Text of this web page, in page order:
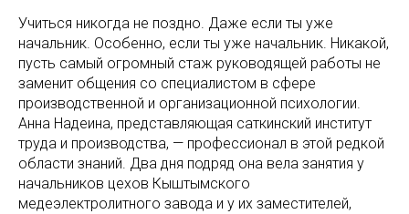
Учиться никогда не поздно. Даже если ты уже
начальник. Особенно, если ты уже начальник. Никакой,
пусть самый огромный стаж руководящей работы не
заменит общения со специалистом в сфере
производственной и организационной психологии.
Анна Надеина, представляющая саткинский институт
труда и производства, — профессионал в этой редкой
области знаний. Два дня подряд она вела занятия у
начальников цехов Кыштымского
медеэлектролитного завода и у их заместителей,